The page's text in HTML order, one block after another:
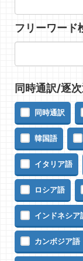
フリーワード
同時通訳/逐
同時通訳
韓国語
イタリア語
ロシア語
インドネシア
カンボジア語